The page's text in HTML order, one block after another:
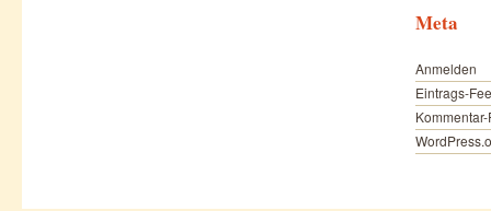
Meta
Anmelden
Eintrags-